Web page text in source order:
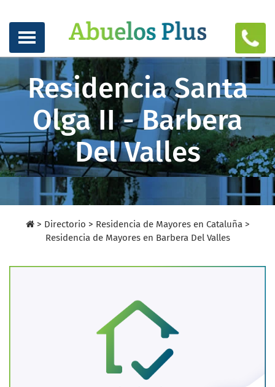
Residencia Santa
Olga II - Barbera
Del Valles
> Directorio > Residencia de Mayores en Cataluña >
Residencia de Mayores en Barbera Del Valles